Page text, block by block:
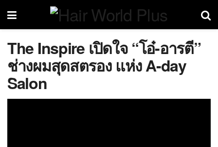
The Inspire เปิดใจ “โอ๋-อารตี”
ช่างผมสุดสตรอง แห่ง A-day
Salon